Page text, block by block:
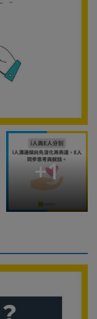
+1